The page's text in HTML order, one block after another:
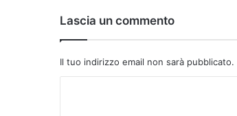
Lascia un commento
Il tuo indirizzo email non sarà pubblicato.